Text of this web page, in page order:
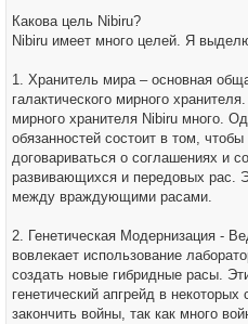
Какова цель Nibiru?
Nibiru имеет много целей. Я
1. Хранитель мира – основная
галактического мирного
мирного хранителя Nibiru много.
обязанностей состоит в том,
договариваться о соглашениях и
развивающихся и передовых рас.
между враждующими расами.
2. Генетическая Модернизация -
вовлекает использование
создать новые гибридные расы.
генетический апгрейд в
закончить войны, так как много